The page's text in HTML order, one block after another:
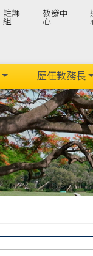
註課
組
教發中
心
歷任教務長